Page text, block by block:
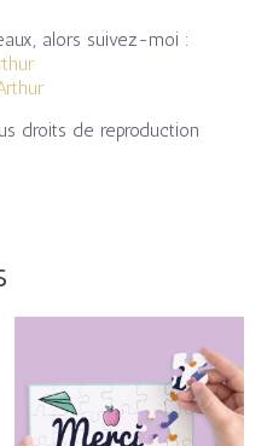
alors suivez-moi :
droits de reproduction
prix :
12,00€
à
15,00€